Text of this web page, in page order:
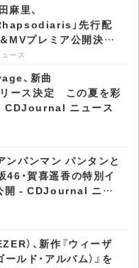
麻里、
」先行配
MVプレミア公開決
『BURRN!』9月号で表
ニュース
ース
、新曲
ース決定 この夏を彩
CDJournal ニュース
ンパンマン パンタンと
46・賀喜遥香の特別イ
開 - CDJournal ニュ
）、新作『ウィーザ
ールド・アルバム）』を